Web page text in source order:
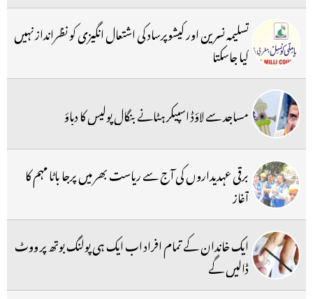
تسلیمہ نسرین اور کیشوپرساد کی اشتعال انگیزی کو نظرانداز نہیں
کیا جاسکتا
مساجد سے لاؤڈ اسپیکر ہٹانے بنگال پولیس کا دباؤ
برقی عہدیداروں کی آج سے ریاست بھر میں پرجا باٹا مہم کا
آغاز
ایک خاندان کے تمام افراد اب ایک ہی پولنگ بوتھ پر ووٹ
ڈالیں گے